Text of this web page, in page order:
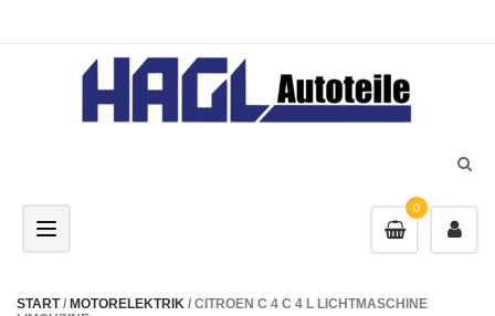
0
Toggle navigation
START/ MOTORELEKTRIK / CITROEN C 4 C 4 L LICHTMASCHINE